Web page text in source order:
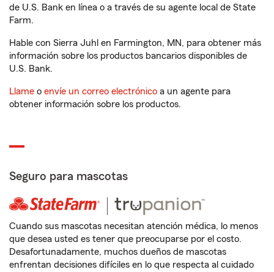
de U.S. Bank en línea o a través de su agente local de State
Farm.
Hable con Sierra Juhl en Farmington, MN, para obtener más
información sobre los productos bancarios disponibles de
U.S. Bank.
Llame o envíe un correo electrónico a un agente para
obtener información sobre los productos.
Seguro para mascotas
Cuando sus mascotas necesitan atención médica, lo menos
que desea usted es tener que preocuparse por el costo.
Desafortunadamente, muchos dueños de mascotas
enfrentan decisiones difíciles en lo que respecta al cuidado